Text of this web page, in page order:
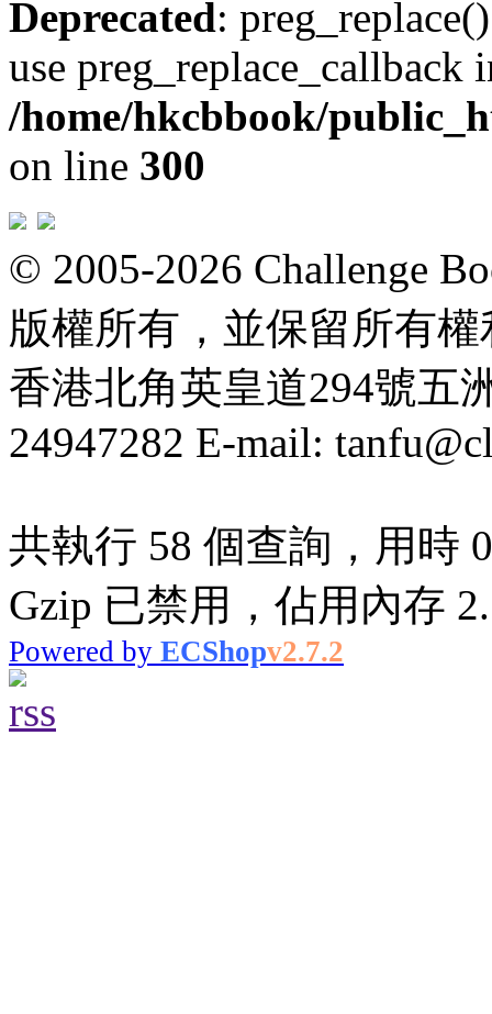
Deprecated:
use preg_replace_callback
/home/hkcbbook/
on line 300
© 2005-2026 Challenge
版權所有，並保留所有權
香港北角英皇道294號五
24947282 E-mail:
共執行 58 個查詢，用時
Gzip 已禁用，佔用內存
Powered by ECShopv2.7.2